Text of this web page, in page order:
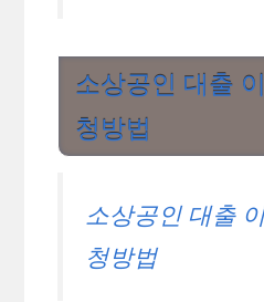
소상공인 대출
청방법